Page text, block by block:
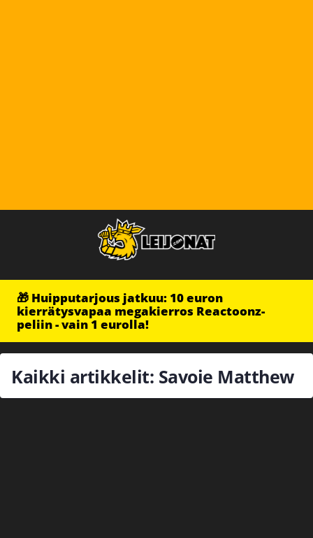
🎁 Huipputarjous jatkuu: 10 euron
kierrätysvapaa megakierros Reactoonz-
peliin - vain 1 eurolla!
Kaikki artikkelit: Savoie Matthew